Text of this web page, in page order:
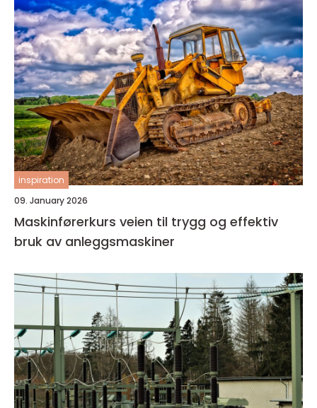
inspiration
09. January 2026
Maskinførerkurs veien til trygg og effektiv
bruk av anleggsmaskiner